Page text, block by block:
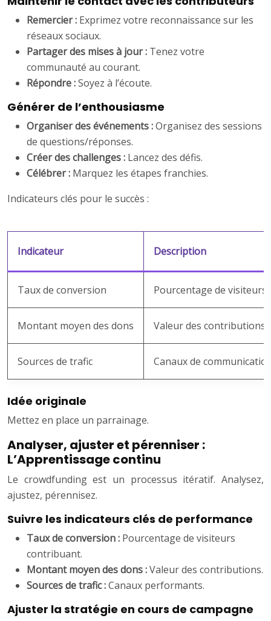
Remercier : Exprimez votre reconnaissance sur les
réseaux sociaux.
Partager des mises à jour : Tenez votre
communauté au courant.
Répondre :Soyez à l’écoute.
Générer de l’enthousiasme
Organiser des événements :Organisez des sessions
de questions/réponses.
Créer des challenges : Lancez des défis.
Célébrer : Marquez les étapes franchies.
Indicateurs clés pour le succès :
Indicateur Description
Taux de conversion Pourcentage de
Montant moyen des dons Valeur des contributions.
Sources de trafic Canaux de
Idée originale
Mettez en place un parrainage.
Analyser, ajuster et pérenniser :
L’Apprentissage continu
Le crowdfunding est un processus itératif. Analysez,
ajustez, pérennisez.
Suivre les indicateurs clés de performance
Taux de conversion : Pourcentage de visiteurs
contribuant.
Montant moyen des dons :Valeur des contributions.
Sources de trafic :Canaux performants.
Ajuster la stratégie en cours de campagne